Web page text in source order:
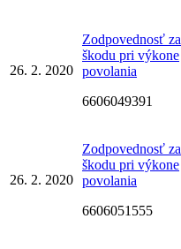
26. 2. 2020
Zodpovednosť za
škodu pri výkone
povolania
6606049391
26. 2. 2020
Zodpovednosť za
škodu pri výkone
povolania
6606051555